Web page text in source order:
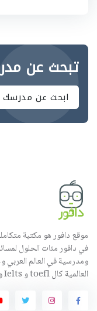
تبحث عن
ابحث عن مدرسك
موقع دافور هو مكتبة
في دافور مئات الحلول
ومدرسية في العالم العربي
العالمية كال toefl و Ielts و SAT وغيرها الكثير.